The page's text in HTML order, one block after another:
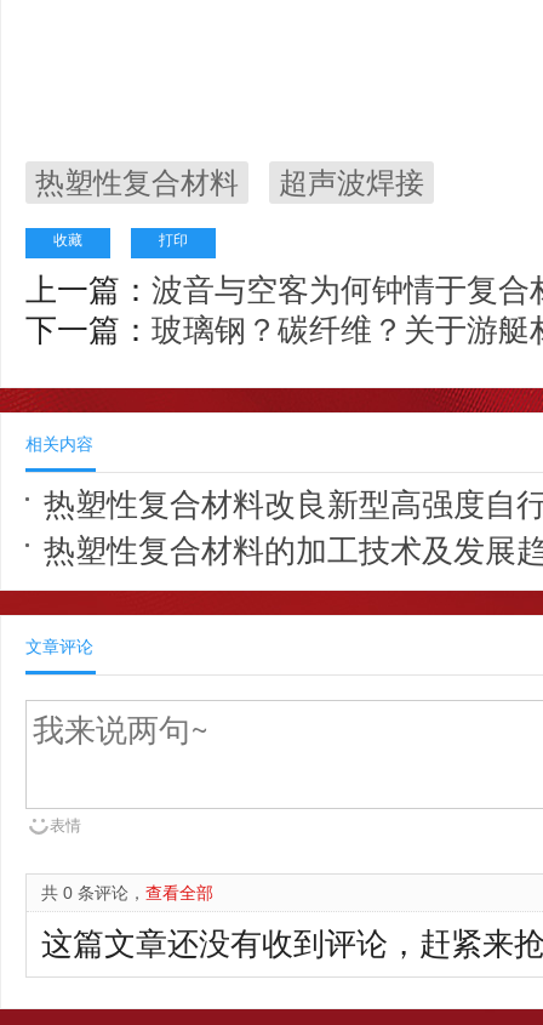
热塑性复合材料 超声波焊接
收藏 打印
上一篇： 波音与空客为何钟情于复合
下一篇： 玻璃钢？碳纤维？关于游艇
相关内容
热塑性复合材料改良新型高强度自
热塑性复合材料的加工技术及发展
文章评论
表情
共 0 条评论， 查看全部
这篇文章还没有收到评论，赶紧来